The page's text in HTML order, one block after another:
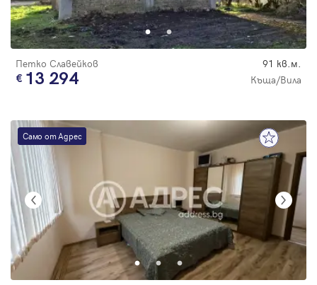
Петко Славейков 91 кв.м.
13 294 Къща/Вила
Само от Адрес
Парола
Забравена парола